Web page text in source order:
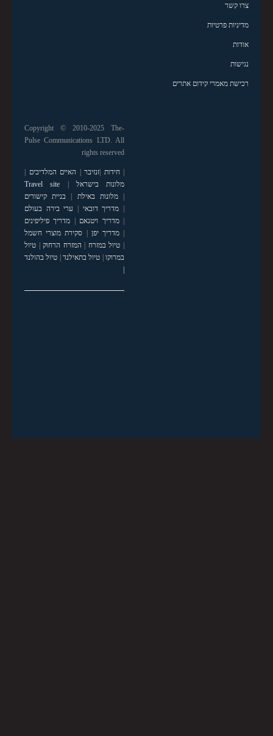
צרו קשר
מדיניות פרטיות
אודות
נגישות
רכישת מאמרי קידום אתרים
Copyright © 2010-2025 The-
Pulse Communications LTD. All
rights reserved
|חידות |זנזיבר | האיים המלדיבים |
מלונות בישראל |
Travel site
|מלונות באילת | בניית קישורים
| מדריך דובאי | ערי בירה בעולם
|מדריך ויטנאם | מדריך פיליפינים
|מדריך יפן | סקירת מוצרי חשמל
| טיול במזרח | המזרח הרחוק| טיול
במרוקו| טיול בתאילנד| טיול בהולנד
|